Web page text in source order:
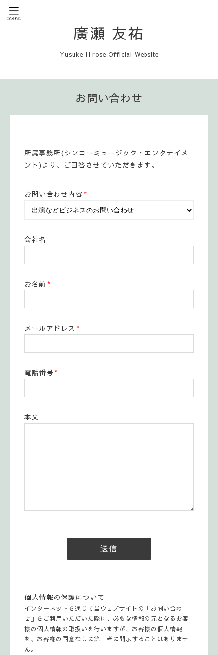
廣瀬 友祐
Yusuke Hirose Official Website
お問い合わせ
所属事務所(シンコーミュージック・エンタテイメ
ント)より、ご回答させていただきます。
お問い合わせ内容*
会社名
お名前 *
メールアドレス *
電話番号 *
本文
個人情報の保護について
インターネットを通じて当ウェブサイトの「お問い合わ
せ」をご利用いただいた際に、必要な情報の元となるお客
様の個人情報の取扱いを行いますが、お客様の個人情報
を、お客様の同意なしに第三者に開示することはありませ
ん。